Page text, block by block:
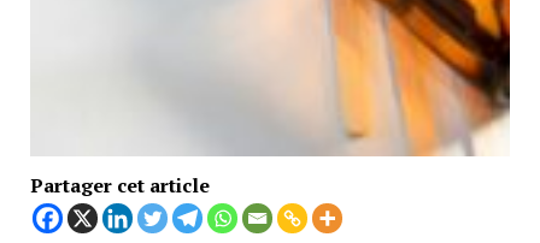
Partager cet article